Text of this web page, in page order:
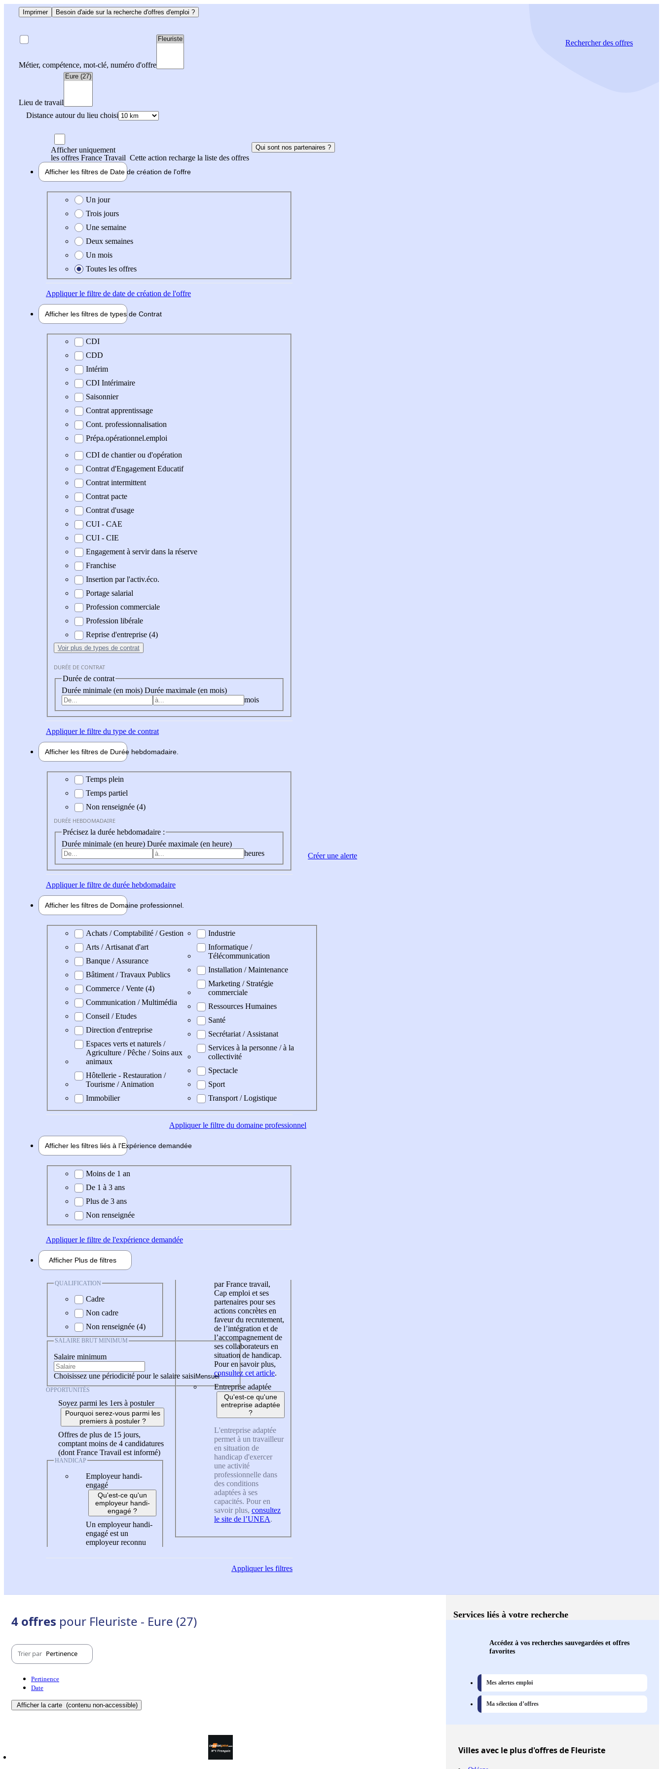
Imprimer Besoin d'aide sur la recherche d'offres d'emploi ?
Métier, compétence, mot-clé, numéro d'offre
Lieu de travail
Distance autour du lieu choisi
Rechercherdes offres
Afficher uniquement
les offres France Travail Cette action recharge la liste des offres
Qui sont nos partenaires ?
Afficher les filtres de Date de création de l'offre
Date de création de l'offre
Un jour
Trois jours
Une semaine
Deux semaines
Un mois
Toutes les offres
Appliquerle filtre de date de création de l'offre
Afficher les filtres de types de Contrat
Type de contrat
CDI
CDD
Intérim
CDI Intérimaire
Saisonnier
Contrat apprentissage
Cont. professionnalisation
Prépa.opérationnel.emploi
CDI de chantier ou d'opération
Contrat d'Engagement Educatif
Contrat intermittent
Contrat pacte
Contrat d'usage
CUI - CAE
CUI - CIE
Engagement à servir dans la réserve
Franchise
Insertion par l'activ.éco.
Portage salarial
Profession commerciale
Profession libérale
Reprise d'entreprise (4)
Voir plus de types de contrat
DURÉE DE CONTRAT
Durée de contrat
Durée minimale (en mois) Durée maximale (en mois)
mois
Appliquerle filtre du type de contrat
Afficher les filtres de Durée hebdomadaire
Durée hebdomadaire
Temps plein
Temps partiel
Non renseignée (4)
DURÉE HEBDOMADAIRE
Précisez la durée hebdomadaire :
Durée minimale (en heure) Durée maximale (en heure)
heures
Appliquerle filtre de durée hebdomadaire
Afficher les filtres de Domaine professionnel
Domaine professionel
Achats / Comptabilité / Gestion
Arts / Artisanat d'art
Banque / Assurance
Bâtiment / Travaux Publics
Commerce / Vente (4)
Communication / Multimédia
Conseil / Etudes
Direction d'entreprise
Espaces verts et naturels /
Agriculture / Pêche / Soins aux
animaux
Hôtellerie - Restauration /
Tourisme / Animation
Immobilier
Industrie
Informatique /
Télécommunication
Installation / Maintenance
Marketing / Stratégie
commerciale
Ressources Humaines
Santé
Secrétariat / Assistanat
Services à la personne / à la
collectivité
Spectacle
Sport
Transport / Logistique
Appliquerle filtre du domaine professionnel
Afficher les filtres liés à l'Expérience demandée
Expérience demandée
Moins de 1 an
De 1 à 3 ans
Plus de 3 ans
Non renseignée
Appliquerle filtre de l'expérience demandée
Afficher Plus de filtres
QUALIFICATION
Cadre
Non cadre
Non renseignée (4)
SALAIRE BRUT MINIMUM
Salaire minimum
Choisissez une périodicité pour le salaire saisi
OPPORTUNITÉS
Soyez parmi les 1ers à postuler
Pourquoi serez-vous parmi les
premiers à postuler ?
Offres de plus de 15 jours,
comptant moins de 4 candidatures
(dont France Travail est informé)
HANDICAP
Employeur handi-
engagé
Qu'est-ce qu'un
employeur handi-
engagé ?
Un employeur handi-
engagé est un
employeur reconnu
par France travail,
Cap emploi et ses
partenaires pour ses
actions concrètes en
faveur du recrutement,
de l’intégration et de
l’accompagnement de
ses collaborateurs en
situation de handicap.
Pour en savoir plus,
consultez cet article.
Entreprise adaptée
Qu'est-ce qu'une
entreprise adaptée
?
L'entreprise adaptée
permet à un travailleur
en situation de
handicap d'exercer
une activité
professionnelle dans
des conditions
adaptées à ses
capacités. Pour en
savoir plus, consultez
le site de l’UNEA.
Appliquerles filtres
Créer une alerte
4 offres pour Fleuriste - Eure (27)
Trier par Pertinence
Pertinence
Date
Afficher la carte (contenu non-accessible)
Services liés à votre recherche
Accédez à vos recherches sauvegardées et offres
favorites
Mes alertes emploi
Ma sélection d’offres
Villesavec le plus d'offres de Fleuriste